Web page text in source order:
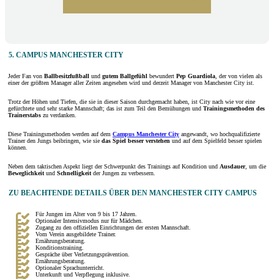
5. CAMPUS MANCHESTER CITY
Jeder Fan von Ballbesitzfußball und gutem Ballgefühl bewundert Pep Guardiola , der von vielen als
einer der größten Manager aller Zeiten angesehen wird und derzeit Manager von Manchester City ist.
Trotz der Höhen und Tiefen, die sie in dieser Saison durchgemacht haben, ist City nach wie vor eine
gefürchtete und sehr starke Mannschaft; das ist zum Teil den Bemühungen und Trainingsmethoden des
Trainerstabs zu verdanken.
Diese Trainingsmethoden werden auf dem Campus Manchester City angewandt, wo hochqualifizierte
Trainer den Jungs beibringen, wie sie das Spiel besser verstehen und auf dem Spielfeld besser spielen
können.
Neben dem taktischen Aspekt liegt der Schwerpunkt des Trainings auf Kondition und Ausdauer, um die
Beweglichkeit und Schnelligkeit der Jungen zu verbessern.
ZU BEACHTENDE DETAILS ÜBER DEN MANCHESTER CITY CAMPUS
Für Jungen im Alter von 9 bis 17 Jahren.
Optionaler Intensivmodus nur für Mädchen.
Zugang zu den offiziellen Einrichtungen der ersten Mannschaft.
Vom Verein ausgebildete Trainer.
Ernährungsberatung.
Konditionstraining.
Gespräche über Verletzungsprävention.
Ernährungsberatung.
Optionaler Sprachunterricht.
Unterkunft und Verpflegung inklusive.